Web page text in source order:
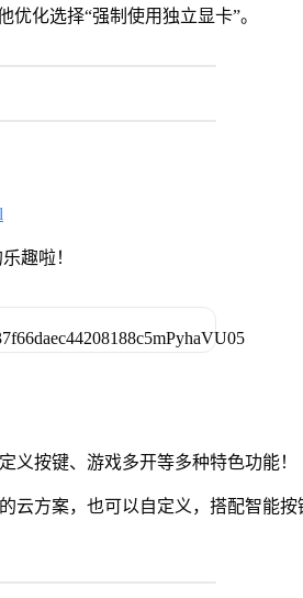
化选择“强制使用独立显卡”。
趣啦！
义按键、游戏多开等多种特色功能！
云方案，也可以自定义，搭配智能按